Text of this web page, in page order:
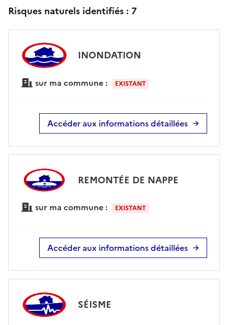
Risques naturels identifiés : 7
INONDATION
sur ma commune : EXISTANT
Accéder aux informations détaillées
REMONTÉE DE NAPPE
sur ma commune : EXISTANT
Accéder aux informations détaillées
SÉISME